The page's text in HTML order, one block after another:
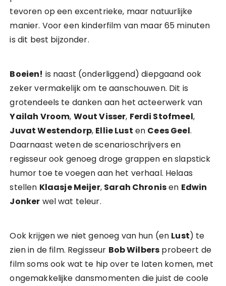
tevoren op een excentrieke, maar natuurlijke
manier. Voor een kinderfilm van maar 65 minuten
is dit best bijzonder.
Boeien! is naast (onderliggend) diepgaand ook
zeker vermakelijk om te aanschouwen. Dit is
grotendeels te danken aan het acteerwerk van
Yailah Vroom, Wout Visser, Ferdi Stofmeel,
Juvat Westendorp, Ellie Lust en Cees Geel.
Daarnaast weten de scenarioschrijvers en
regisseur ook genoeg droge grappen en slapstick
humor toe te voegen aan het verhaal. Helaas
stellen Klaasje Meijer, Sarah Chronisen Edwin
Jonker wel wat teleur.
Ook krijgen we niet genoeg van hun (en Lust) te
zien in de film. Regisseur Bob Wilbers probeert de
film soms ook wat te hip over te laten komen, met
ongemakkelijke dansmomenten die juist de coole